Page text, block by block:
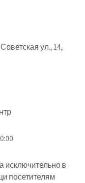
ул., 14,
в
посетителям